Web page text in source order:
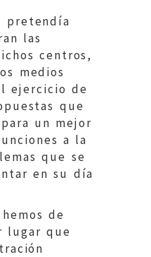
pretendía
las
centros,
medios
ejercicio de
que
un mejor
a la
que se
en su día
de
lugar que